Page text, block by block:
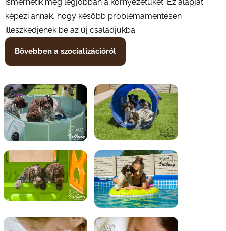
képezi annak, hogy később problémamentesen
illeszkedjenek be az új családjukba.
Bővebben a szocializációról